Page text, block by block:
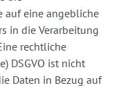
auf eine angebliche
in die Verarbeitung
rechtliche
DSGVO ist nicht
Daten in Bezug auf